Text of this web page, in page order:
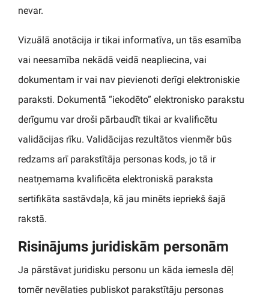
nevar.
Vizuālā anotācija ir tikai informatīva, un tās esamība
vai neesamība nekādā veidā neapliecina, vai
dokumentam ir vai nav pievienoti derīgi elektroniskie
paraksti. Dokumentā “iekodēto” elektronisko parakstu
derīgumu var droši pārbaudīt tikai ar kvalificētu
validācijas rīku. Validācijas rezultātos vienmēr būs
redzams arī parakstītāja personas kods, jo tā ir
neatņemama kvalificēta elektroniskā paraksta
sertifikāta sastāvdaļa, kā jau minēts iepriekš šajā
rakstā.
Risinājums juridiskām personām
Ja pārstāvat juridisku personu un kāda iemesla dēļ
tomēr nevēlaties publiskot parakstītāju personas